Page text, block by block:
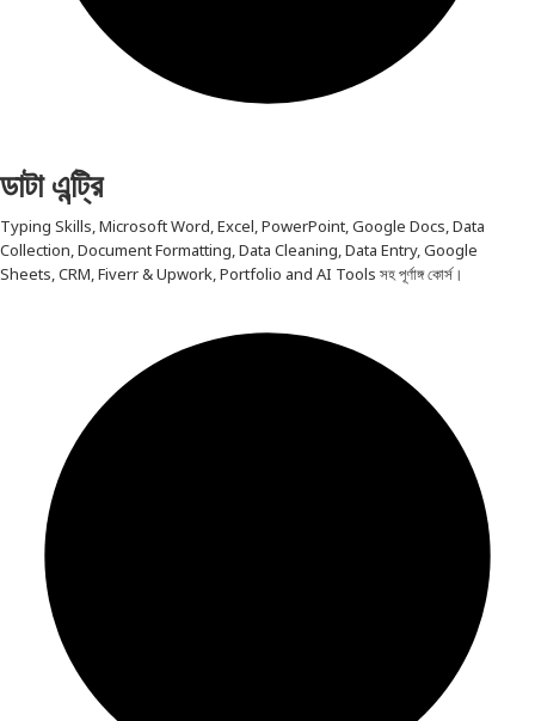
ডাটা এন্ট্রি
Typing Skills, Microsoft Word, Excel, PowerPoint, Google Docs, Data
Collection, Document Formatting, Data Cleaning, Data Entry, Google
Sheets, CRM, Fiverr & Upwork, Portfolio and AI Tools সহ পূর্ণাঙ্গ কোর্স।